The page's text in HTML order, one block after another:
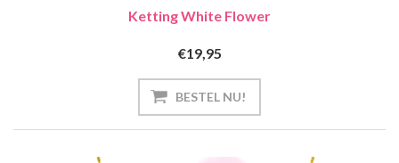
Ketting White Flower
€19,95